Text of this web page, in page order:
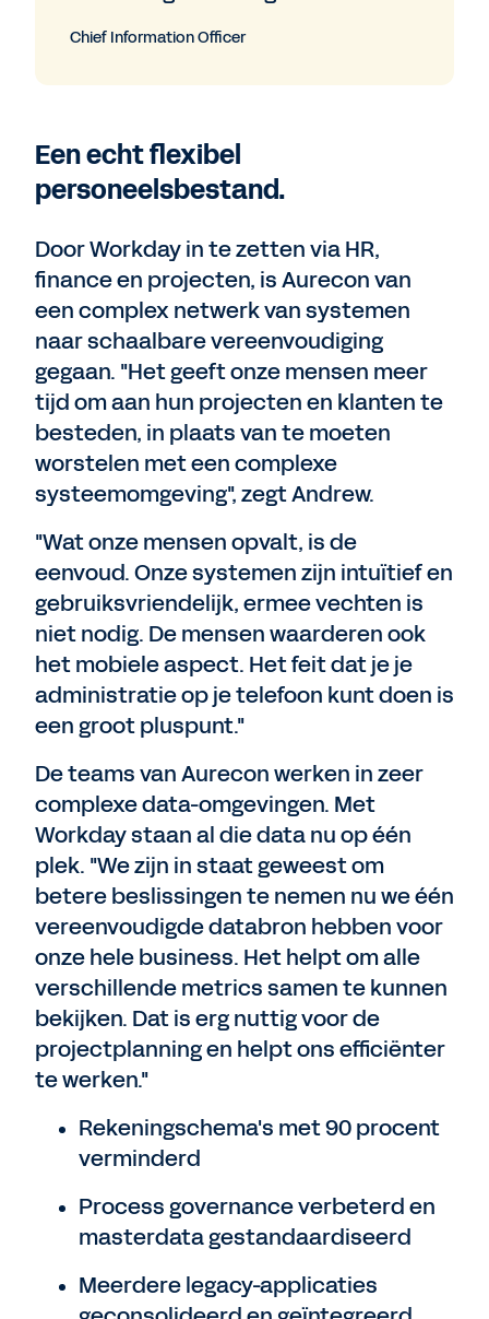
Chief Information Officer
Een echt flexibel
personeelsbestand.
Door Workday in te zetten via HR,
finance en projecten, is Aurecon van
een complex netwerk van systemen
naar schaalbare vereenvoudiging
gegaan. "Het geeft onze mensen meer
tijd om aan hun projecten en klanten te
besteden, in plaats van te moeten
worstelen met een complexe
systeemomgeving", zegt Andrew.
"Wat onze mensen opvalt, is de
eenvoud. Onze systemen zijn intuïtief en
gebruiksvriendelijk, ermee vechten is
niet nodig. De mensen waarderen ook
het mobiele aspect. Het feit dat je je
administratie op je telefoon kunt doen is
een groot pluspunt."
De teams van Aurecon werken in zeer
complexe data-omgevingen. Met
Workday staan al die data nu op één
plek. "We zijn in staat geweest om
betere beslissingen te nemen nu we één
vereenvoudigde databron hebben voor
onze hele business. Het helpt om alle
verschillende metrics samen te kunnen
bekijken. Dat is erg nuttig voor de
projectplanning en helpt ons efficiënter
te werken."
Rekeningschema's met 90 procent
verminderd
Process governance verbeterd en
masterdata gestandaardiseerd
Meerdere legacy-applicaties